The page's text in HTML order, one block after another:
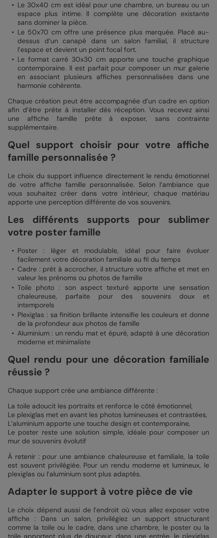
Le 30x40 cm est idéal pour une chambre, un bureau ou un
espace plus intime. Il complète une décoration existante
sans dominer la pièce.
Le 50x70 cm offre une présence plus marquée. Placé au-
dessus d’un canapé dans un salon familial, il structure
l’espace et devient un point focal fort.
Le format carré 30x30 cm apporte une touche graphique
contemporaine. Il est parfait pour composer un mur galerie
en associant plusieurs affiches personnalisées dans une
harmonie cohérente.
Chaque création peut être accompagnée d’un cadre en option
afin d’être prête à installer dès réception. Vous recevez ainsi
une affiche famille prête à exposer, sans contrainte
supplémentaire.
Quel support choisir pour votre affiche
famille personnalisée ?
Le choix du support influence directement le rendu émotionnel
de votre affiche famille personnalisée. Selon l’ambiance que
vous souhaitez créer dans votre intérieur, chaque matériau
apporte une perception différente de vos souvenirs.
Les différents supports pour sublimer
votre poster famille
Poster : léger et modulable, idéal pour faire évoluer
facilement votre décoration familiale au fil du temps
Cadre : prêt à accrocher, il structure votre affiche et met en
valeur les prénoms ou photos de famille
Toile photo : son aspect texturé apporte une sensation
chaleureuse, parfaite pour des souvenirs doux et
intemporels
Plexiglas : sa finition brillante intensifie les couleurs et donne
de la profondeur aux photos de famille
Aluminium : un rendu mat et épuré, adapté à une décoration
moderne et minimaliste
Quel rendu pour une décoration familiale
réussie ?
Chaque support crée une ambiance différente :
La toile adoucit les portraits et renforce le côté émotionnel,
Le plexiglas met en avant les photos lumineuses et contrastées,
L’aluminium apporte une touche design et contemporaine,
Le poster reste une solution simple, idéale pour composer un
mur de souvenirs évolutif
À retenir : pour une ambiance chaleureuse et familiale, la toile
est souvent privilégiée. Pour un rendu moderne et lumineux, le
plexiglas ou l’aluminium sont plus adaptés.
Adapter le support à votre pièce de vie
Le choix dépend aussi de l’endroit où vous allez exposer votre
affiche : Dans un salon, privilégiez un support structurant
comme la toile ou le cadre, dans une chambre, le poster ou la
toile apportent plus de douceur, dans une entrée, le plexiglas